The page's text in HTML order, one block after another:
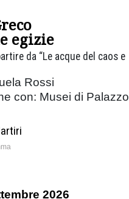
egizie
da “Le acque del caos e
Rossi
con: Musei di Palazzo
2026